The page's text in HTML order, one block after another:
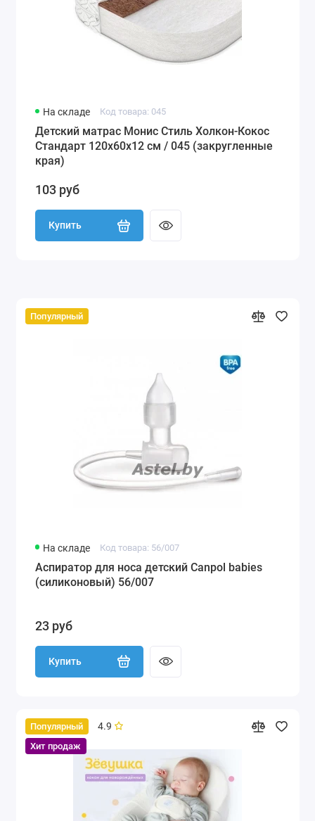
На складе Код товара: 045
Детский матрас Монис Стиль Холкон-Кокос
Стандарт 120х60х12 см / 045 (закругленные
края)
103 руб
Купить
Популярный
На складе Код товара: 56/007
Аспиратор для носа детский Canpol babies
(силиконовый) 56/007
23 руб
Купить
Популярный
Хит продаж
4.9